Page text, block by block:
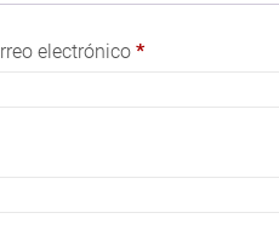
electrónico *Obligatorio